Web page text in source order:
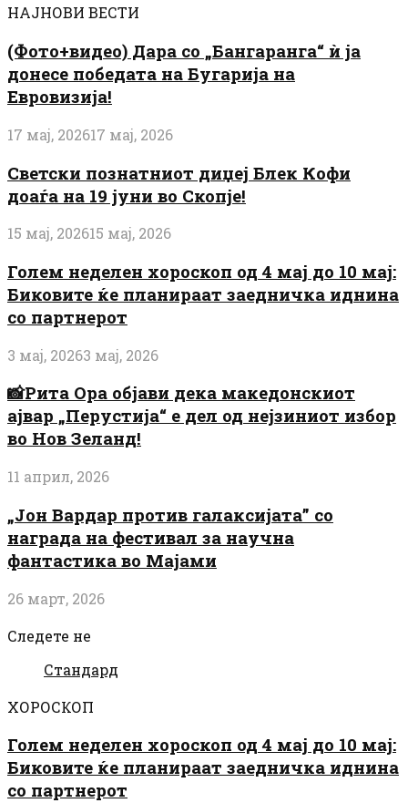
НАЈНОВИ ВЕСТИ
(Фото+видео) Дара со „Бангаранга“ ѝ ја
донесе победата на Бугарија на
Евровизија!
17 мај, 202617 мај, 2026
Светски познатниот диџеј Блек Кофи
доаѓа на 19 јуни во Скопје!
15 мај, 202615 мај, 2026
Голем неделен хороскоп од 4 мај до 10 мај:
Биковите ќе планираат заедничка иднина
со партнерот
3 мај, 20263 мај, 2026
📸Рита Ора објави дека македонскиот
ајвар „Перустија“ е дел од нејзиниот избор
во Нов Зеланд!
11 април, 2026
„Јон Вардар против галаксијата” со
награда на фестивал за научна
фантастика во Мајами
26 март, 2026
Следете не
Стандард
ХОРОСКОП
Голем неделен хороскоп од 4 мај до 10 мај:
Биковите ќе планираат заедничка иднина
со партнерот